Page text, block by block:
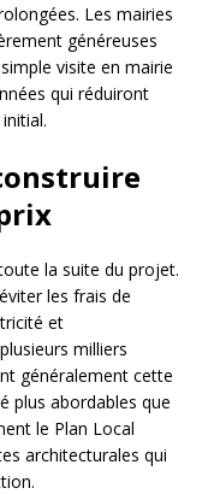
Les mairies
généreuses
visite en mairie
qui réduiront
la suite du projet.
les frais de
et
milliers
généralement cette
plus abordables que
le Plan Local
architecturales qui